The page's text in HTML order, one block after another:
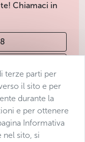
Chiamaci in
terze parti per
il sito e per
durante la
e per ottenere
Informativa
nel sito, si